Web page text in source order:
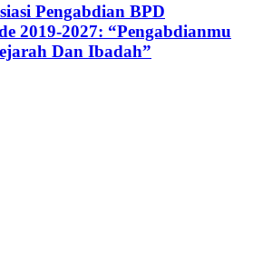
Pengabdian BPD
2019-2027: “Pengabdianmu
Dan Ibadah”